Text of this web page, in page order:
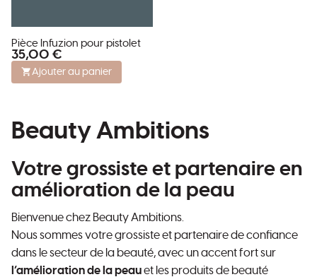
Pièce Infuzion pour pistolet
35,00 €
Ajouter au panier
Beauty Ambitions
Votre grossiste et partenaire en
amélioration de la peau
Bienvenue chez Beauty Ambitions.
Nous sommes votre grossiste et partenaire de confiance
dans le secteur de la beauté, avec un accent fort sur
l’amélioration de la peauet les produits de beauté